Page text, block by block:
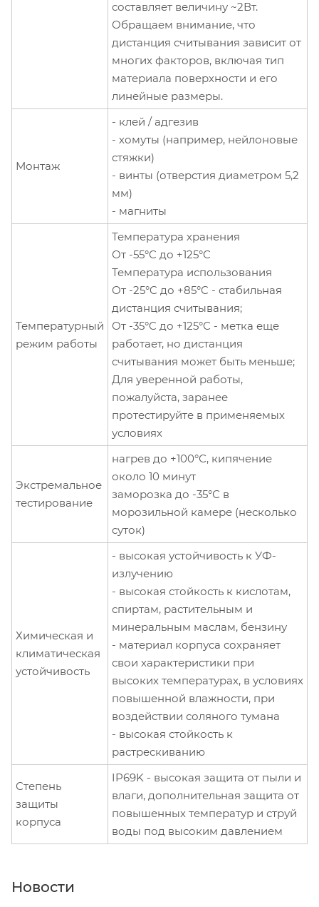
составляет величину ~2Вт.
Обращаем внимание, что
дистанция считывания зависит от
многих факторов, включая тип
материала поверхности и его
линейные размеры.
Монтаж
- клей / адгезив
- хомуты (например, нейлоновые
стяжки)
- винты (отверстия диаметром 5,2
мм)
- магниты
Температурный
режим работы
Температура хранения
От -55°C до +125°C
Температура использования
От -25°C до +85°C - стабильная
дистанция считывания;
От -35°C до +125°C - метка еще
работает, но дистанция
считывания может быть меньше;
Для уверенной работы,
пожалуйста, заранее
протестируйте в применяемых
условиях
Экстремальное
тестирование
нагрев до +100°С, кипячение
около 10 минут
заморозка до -35°С в
морозильной камере (несколько
суток)
Химическая и
климатическая
устойчивость
- высокая устойчивость к УФ-
излучению
- высокая стойкость к кислотам,
спиртам, растительным и
минеральным маслам, бензину
- материал корпуса сохраняет
свои характеристики при
высоких температурах, в условиях
повышенной влажности, при
воздействии соляного тумана
- высокая стойкость к
растрескиванию
Степень
защиты
корпуса
IP69K - высокая защита от пыли и
влаги, дополнительная защита от
повышенных температур и струй
воды под высоким давлением
Новости